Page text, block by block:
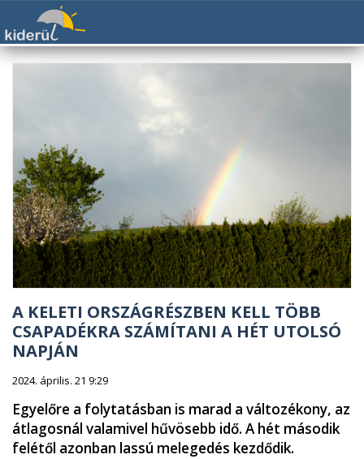
A KELETI ORSZÁGRÉSZBEN KELL TÖBB
CSAPADÉKRA SZÁMÍTANI A HÉT UTOLSÓ
NAPJÁN
2024. április. 21 9:29
Egyelőre a folytatásban is marad a változékony, az
átlagosnál valamivel hűvösebb idő. A hét második
felétől azonban lassú melegedés kezdődik.